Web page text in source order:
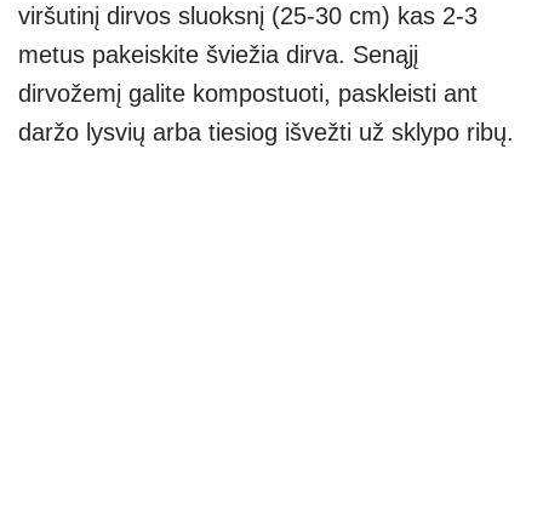
viršutinį dirvos sluoksnį (25-30 cm) kas 2-3
metus pakeiskite šviežia dirva. Senąjį
dirvožemį galite kompostuoti, paskleisti ant
daržo lysvių arba tiesiog išvežti už sklypo ribų.